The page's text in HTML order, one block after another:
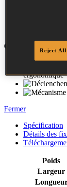
ergonomique
Fermer
Spécification
Détails des
Poids
Largeur
Reject All